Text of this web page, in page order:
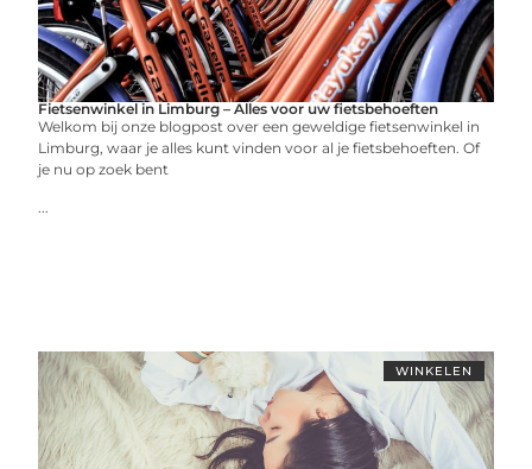
Fietsenwinkel in Limburg – Alles voor uw fietsbehoeften
Welkom bij onze blogpost over een geweldige fietsenwinkel in
Limburg, waar je alles kunt vinden voor al je fietsbehoeften. Of
je nu op zoek bent
...
WINKELEN